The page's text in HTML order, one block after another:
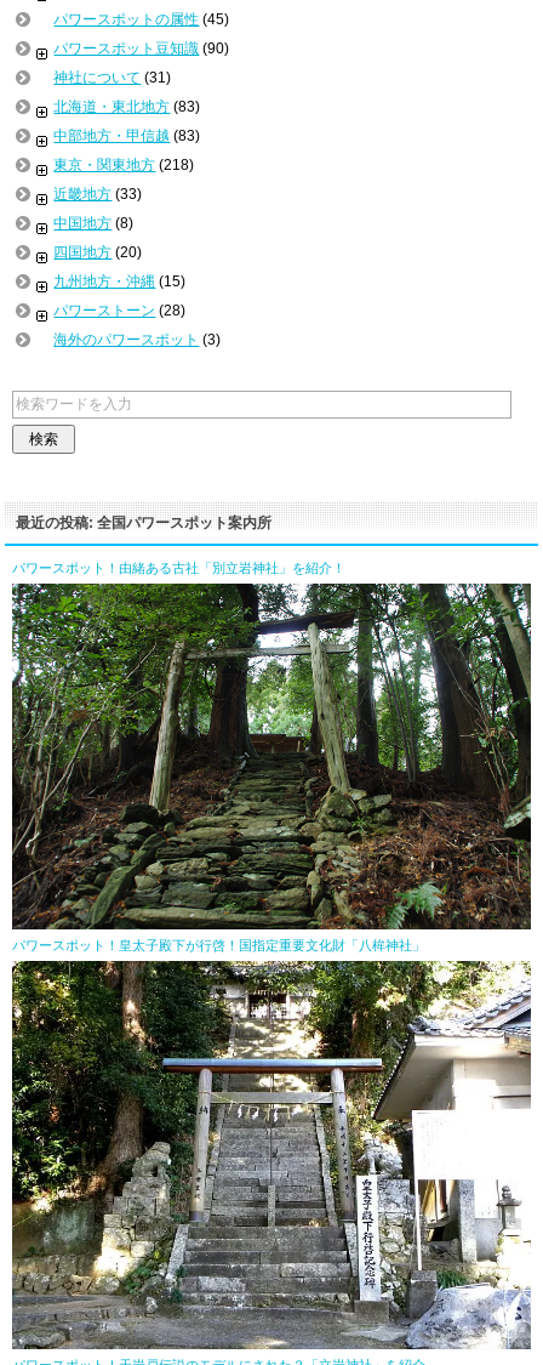
パワースポットの属性 (45)
パワースポット豆知識 (90)
神社について (31)
北海道・東北地方 (83)
中部地方・甲信越 (83)
東京・関東地方 (218)
近畿地方 (33)
中国地方 (8)
四国地方 (20)
九州地方・沖縄 (15)
パワーストーン (28)
海外のパワースポット (3)
最近の投稿: 全国パワースポット案内所
パワースポット！由緒ある古社「別立岩神社」を紹介！
パワースポット！皇太子殿下が行啓！国指定重要文化財「八桙神社」